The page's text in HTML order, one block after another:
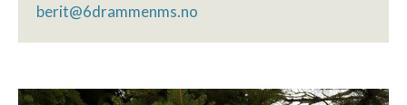
berit@6drammenms.no